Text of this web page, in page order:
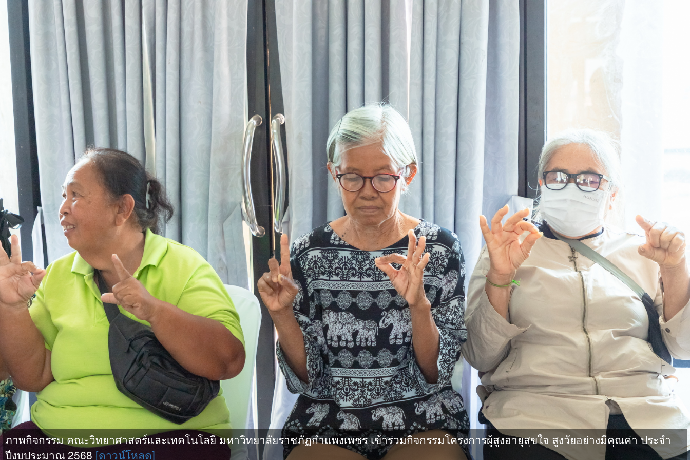
ภาพกิจกรรม คณะวิทยาศาสตร์และเทคโนโลยี มหาวิทยาลัยราชภัฏกําแพงเพชร เข้าร่วมกิจกรรมโครงการผู้สูงอายุสุขใจ สูงวัยอย่างมีคุณค่า ประจำ
ปีงบประมาณ 2568 [ดาวน์โหลด]